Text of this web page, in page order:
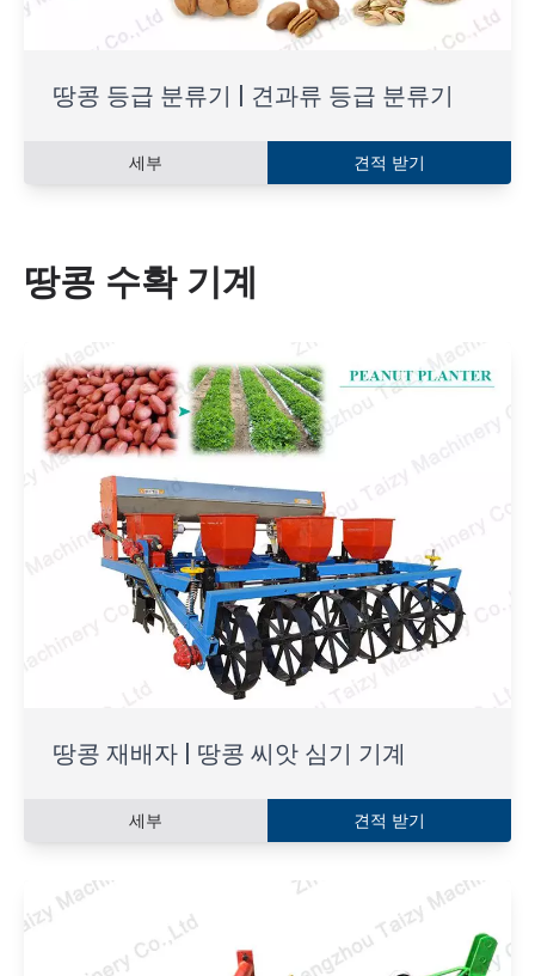
땅콩 등급 분류기 | 견과류 등급 분류기
세부 견적 받기
땅콩 수확 기계
땅콩 재배자 | 땅콩 씨앗 심기 기계
세부 견적 받기